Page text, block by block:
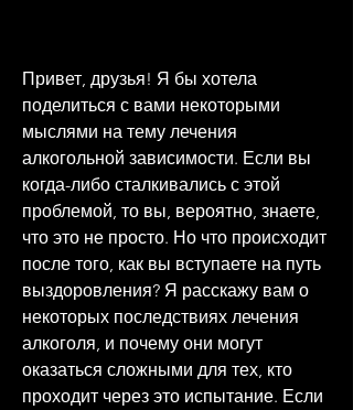
Привет, друзья! Я бы хотела
поделиться с вами некоторыми
мыслями на тему лечения
алкогольной зависимости. Если вы
когда-либо сталкивались с этой
проблемой, то вы, вероятно, знаете,
что это не просто. Но что происходит
после того, как вы вступаете на путь
выздоровления? Я расскажу вам о
некоторых последствиях лечения
алкоголя, и почему они могут
оказаться сложными для тех, кто
проходит через это испытание. Если